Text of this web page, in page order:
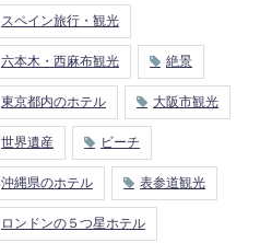
スペイン旅行・観光
六本木・西麻布観光 絶景
東京都内のホテル 大阪市観光
世界遺産 ビーチ
沖縄県のホテル 表参道観光
ロンドンの５つ星ホテル